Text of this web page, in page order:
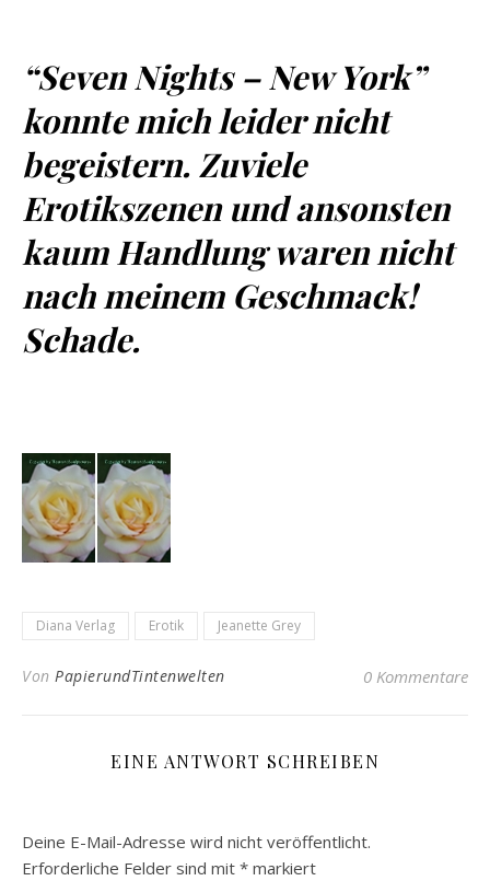
“Seven Nights – New York”
konnte mich leider nicht
begeistern. Zuviele
Erotikszenen und ansonsten
kaum Handlung waren nicht
nach meinem Geschmack!
Schade.
Diana Verlag Erotik Jeanette Grey
Von PapierundTintenwelten 0 Kommentare
EINE ANTWORT SCHREIBEN
Deine E-Mail-Adresse wird nicht veröffentlicht.
Erforderliche Felder sind mit * markiert